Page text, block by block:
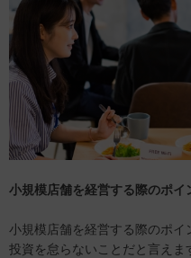
小規模店舗を経営する際のポイ
小規模店舗を経営する際のポ
投資を怠らないことだと言えま